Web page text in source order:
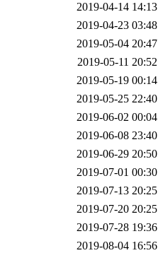
2019-04-14 14:13
2019-04-23 03:48
2019-05-04 20:47
2019-05-11 20:52
2019-05-19 00:14
2019-05-25 22:40
2019-06-02 00:04
2019-06-08 23:40
2019-06-29 20:50
2019-07-01 00:30
2019-07-13 20:25
2019-07-20 20:25
2019-07-28 19:36
2019-08-04 16:56